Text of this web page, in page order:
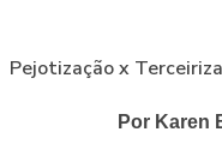
Pejotização x
Por Karen